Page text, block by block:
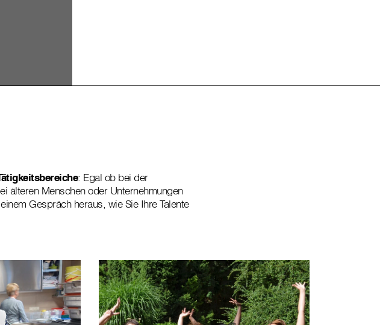
: Egal ob bei der
älteren Menschen oder Unternehmungen
Gespräch heraus, wie Sie Ihre Talente